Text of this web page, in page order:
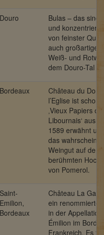
Douro
Bulas – das sind
und
von feinster
auch großartige,
Weiß- und
dem Douro-Tal
Bordeaux
Château du
l’Eglise ist schon
‚Vieux Papiers du
Libournais‘ aus
1589 erwähnt
das
Weingut auf dem
berühmten
von Pomerol.
Saint-
Emilion,
Bordeaux
Château La
ein
in der
Émilion im
Frankreich. Es